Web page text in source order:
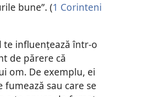
bune”. (1 Corinteni
te influențează într-o
de părere că
om. De exemplu, ei
sau care se